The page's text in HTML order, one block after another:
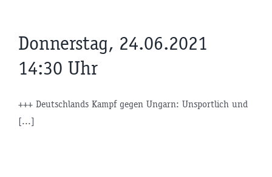
Donnerstag, 24.06.2021
14:30 Uhr
+++ Deutschlands Kampf gegen Ungarn: Unsportlich und
[...]